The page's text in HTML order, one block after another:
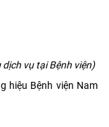
vụ tại Bệnh viện)
hiệu Bệnh viện Nam